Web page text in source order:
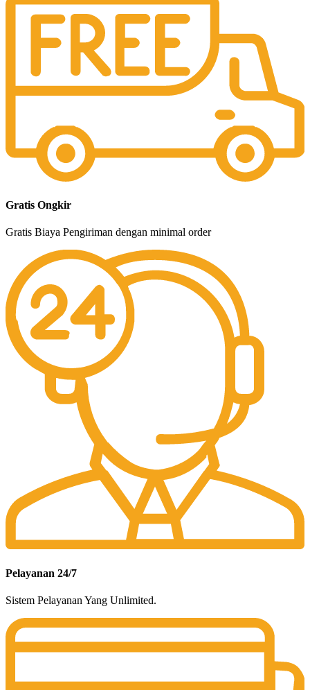
Gratis Ongkir
Gratis Biaya Pengiriman dengan minimal order
Pelayanan 24/7
Sistem Pelayanan Yang Unlimited.